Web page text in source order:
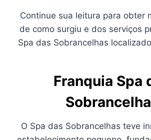
Continue sua leitura para obter
de como surgiu e dos serviços
Spa das Sobrancelhas
Franquia Spa
O Spa das Sobrancelhas teve